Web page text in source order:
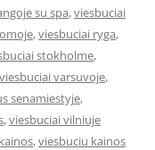
su spa,viesbuciai
,viesbuciai ryga,
stokholme,
viesbuciai varsuvoje,
senamiestyje,
,viesbuciai vilniuje
,viesbuciu kainos